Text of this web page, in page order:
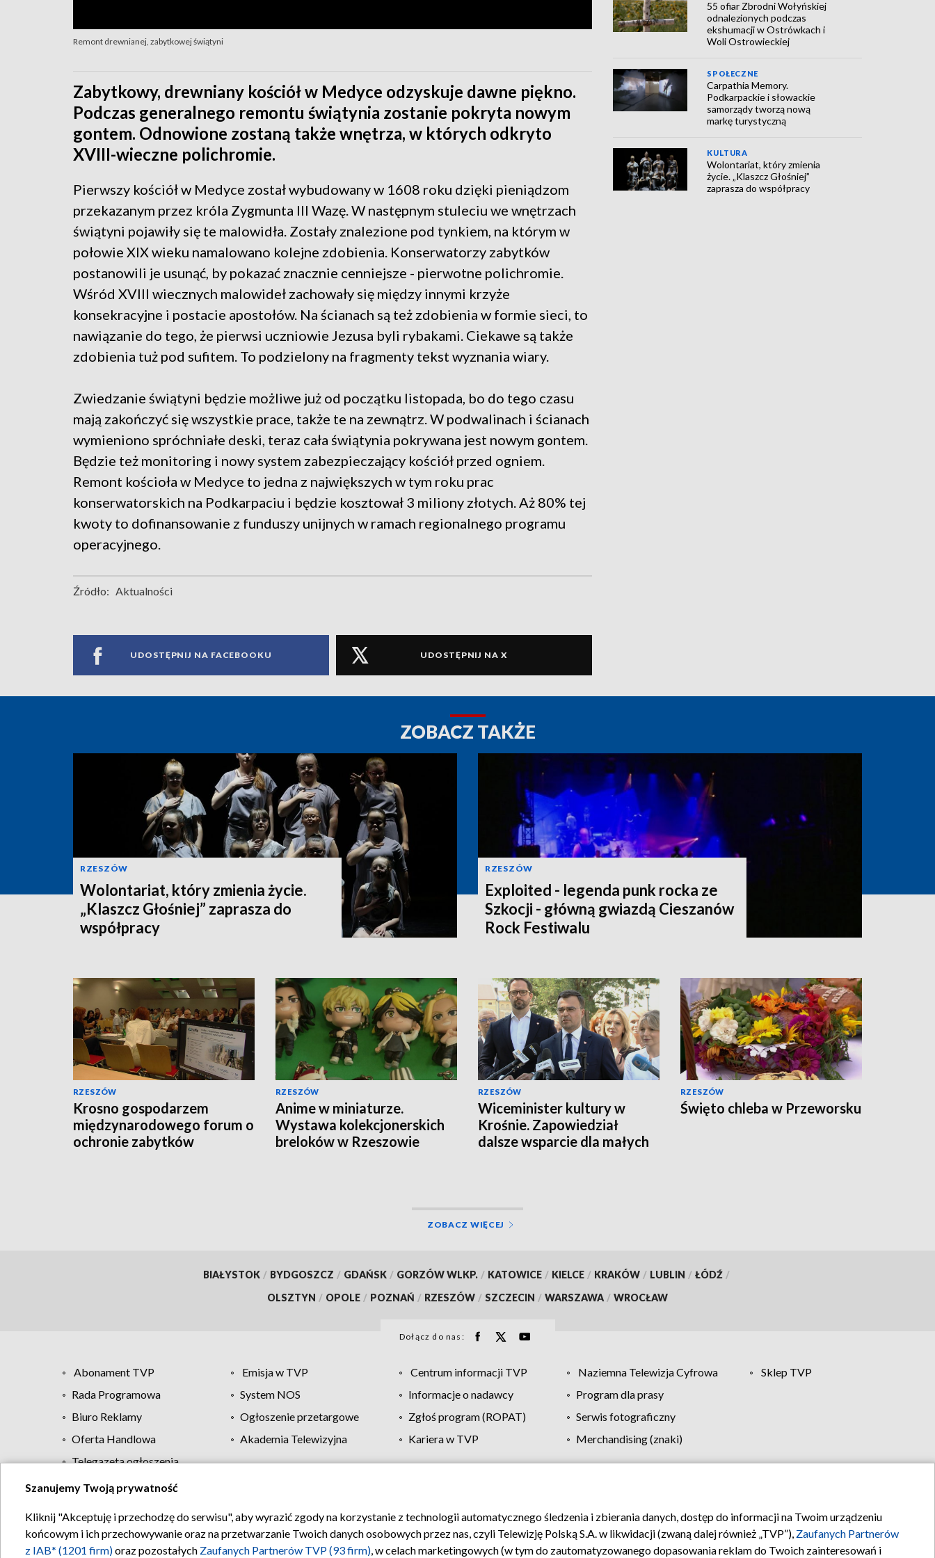
Remont drewnianej, zabytkowej świątyni
Zabytkowy, drewniany kościół w Medyce odzyskuje dawne piękno.
Podczas generalnego remontu świątynia zostanie pokryta nowym
gontem. Odnowione zostaną także wnętrza, w których odkryto
XVIII-wieczne polichromie.
Pierwszy kościół w Medyce został wybudowany w 1608 roku dzięki pieniądzom
przekazanym przez króla Zygmunta III Wazę. W następnym stuleciu we wnętrzach
świątyni pojawiły się te malowidła. Zostały znalezione pod tynkiem, na którym w
połowie XIX wieku namalowano kolejne zdobienia. Konserwatorzy zabytków
postanowili je usunąć, by pokazać znacznie cenniejsze - pierwotne polichromie.
Wśród XVIII wiecznych malowideł zachowały się między innymi krzyże
konsekracyjne i postacie apostołów. Na ścianach są też zdobienia w formie sieci, to
nawiązanie do tego, że pierwsi uczniowie Jezusa byli rybakami. Ciekawe są także
zdobienia tuż pod sufitem. To podzielony na fragmenty tekst wyznania wiary.
Zwiedzanie świątyni będzie możliwe już od początku listopada, bo do tego czasu
mają zakończyć się wszystkie prace, także te na zewnątrz. W podwalinach i ścianach
wymieniono spróchniałe deski, teraz cała świątynia pokrywana jest nowym gontem.
Będzie też monitoring i nowy system zabezpieczający kościół przed ogniem.
Remont kościoła w Medyce to jedna z największych w tym roku prac
konserwatorskich na Podkarpaciu i będzie kosztował 3 miliony złotych. Aż 80% tej
kwoty to dofinansowanie z funduszy unijnych w ramach regionalnego programu
operacyjnego.
Źródło: Aktualności
UDOSTĘPNIJ NA FACEBOOKU UDOSTĘPNIJ NA X
55 ofiar Zbrodni Wołyńskiej
odnalezionych podczas
ekshumacji w Ostrówkach i
Woli Ostrowieckiej
SPOŁECZNE
Carpathia Memory.
Podkarpackie i słowackie
samorządy tworzą nową
markę turystyczną
KULTURA
Wolontariat, który zmienia
życie. „Klaszcz Głośniej”
zaprasza do współpracy
ZOBACZ TAKŻE
RZESZÓW
Wolontariat, który zmienia życie.
„Klaszcz Głośniej” zaprasza do
współpracy
RZESZÓW
Exploited - legenda punk rocka ze
Szkocji - główną gwiazdą Cieszanów
Rock Festiwalu
RZESZÓW
Krosno gospodarzem
międzynarodowego forum o
ochronie zabytków
RZESZÓW
Anime w miniaturze.
Wystawa kolekcjonerskich
breloków w Rzeszowie
RZESZÓW
Wiceminister kultury w
Krośnie. Zapowiedział
dalsze wsparcie dla małych
RZESZÓW
Święto chleba w Przeworsku
ZOBACZ WIĘCEJ
BIAŁYSTOK / BYDGOSZCZ / GDAŃSK / GORZÓW WLKP. / KATOWICE / KIELCE / KRAKÓW / LUBLIN / ŁÓDŹ /
OLSZTYN / OPOLE / POZNAŃ / RZESZÓW / SZCZECIN / WARSZAWA / WROCŁAW
Dołącz do nas:
Abonament TVP Emisja w TVP Centrum informacji TVP Naziemna Telewizja Cyfrowa
Sklep TVP
Rada Programowa
System NOS Informacje o nadawcy
Program dla prasy
Biuro Reklamy
Ogłoszenie przetargowe Zgłoś program (ROPAT)
Serwis fotograficzny
Oferta Handlowa
Akademia Telewizyjna Kariera w TVP
Merchandising (znaki)
Telegazeta ogłoszenia
Regulamin TVP Polityka prywatności Moje zgody Pomoc Biuro reklamy Kontakt
Szanujemy Twoją prywatność
Kliknij "Akceptuję i przechodzę do serwisu", aby wyrazić zgody na korzystanie z technologii automatycznego śledzenia i zbierania danych, dostęp do informacji na Twoim urządzeniu
końcowym i ich przechowywanie oraz na przetwarzanie Twoich danych osobowych przez nas, czyli Telewizję Polską S.A. w likwidacji (zwaną dalej również „TVP”), Zaufanych Partnerów
z IAB* (1201 firm)oraz pozostałych Zaufanych Partnerów TVP (93 firm), w celach marketingowych (w tym do zautomatyzowanego dopasowania reklam do Twoich zainteresowań i